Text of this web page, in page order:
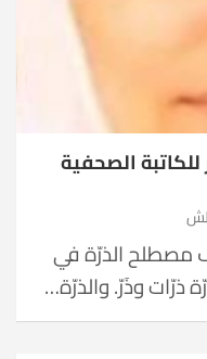
الصحفية
مصطلح الذرّة في
ذرّات وذَرّ. والذرّة…